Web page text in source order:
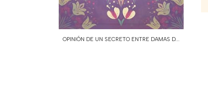
OPINIÓN DE UN SECRETO ENTRE DAMAS D...